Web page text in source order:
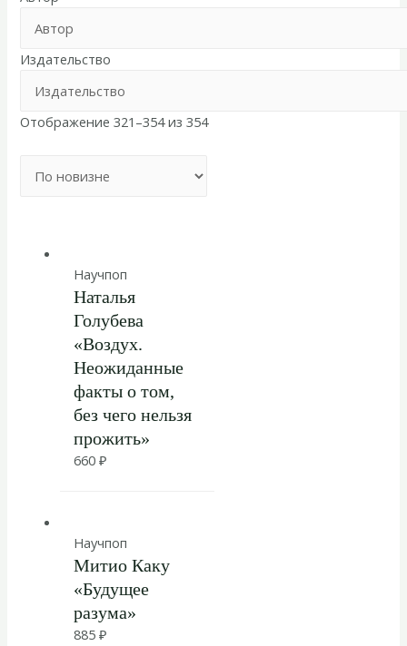
Издательство
Отображение 321–354 из 354
Научпоп
Наталья
Голубева
«Воздух.
Неожиданные
факты о том,
без чего нельзя
прожить»
660 ₽
Научпоп
Митио Каку
«Будущее
разума»
885 ₽